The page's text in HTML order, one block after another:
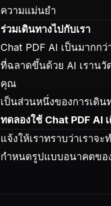
ความแม่นยำ
ร่วมเดินทางไปกับเรา
Chat PDF AI เป็นมากก
ที่ฉลาดขึ้นด้วย AI เราน
คุณ
เป็นส่วนหนึ่งของการเดิ
ทดลองใช้ Chat PDF AI
แจ้งให้เราทราบว่าเราจ
กำหนดรูปแบบอนาคตขอ